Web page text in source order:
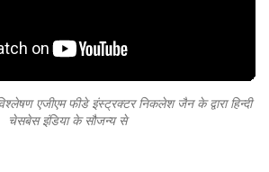
एजीएम फीडे इंस्ट्रक्टर निकलेश जैन के द्वारा हिन्दी
चेसबेस इंडिया के सौजन्य से